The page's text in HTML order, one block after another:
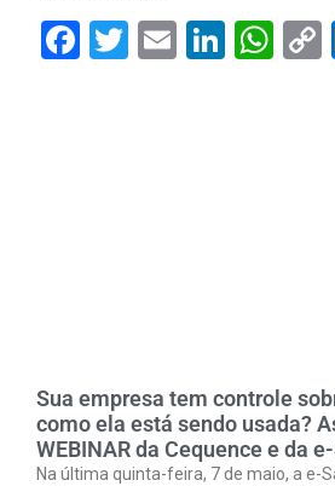
Facebook
Twitter
Email
Sua empresa tem controle
como ela está sendo usada?
WEBINAR da Cequence e da
Na última quinta-feira, 7 de maio, a e-